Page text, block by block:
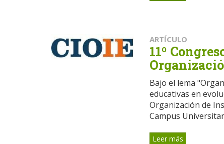
ARTÍCULO
11º
Bajo el lema
educativas en
Organización de
Campus
Leer más